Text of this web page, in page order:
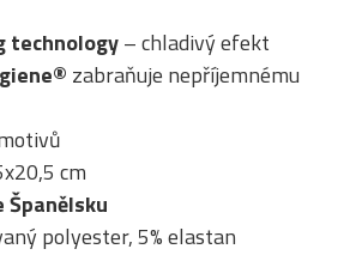
technology– chladivý efekt
zabraňuje nepříjemnému
cm
Španělsku
polyester, 5% elastan